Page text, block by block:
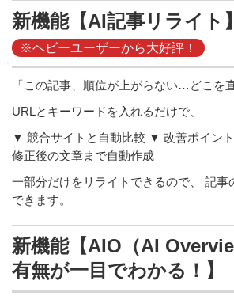
新機能【AI記事リライト】
※ヘビーユーザーから大好評！
「この記事、順位が上がらない…どこを
URLとキーワードを入れるだけで、
▼ 競合サイトと自動比較 ▼ 改善ポイン
修正後の文章まで自動作成
一部分だけをリライトできるので、 記事
できます。
新機能【AIO（AI
有無が一目でわかる！】